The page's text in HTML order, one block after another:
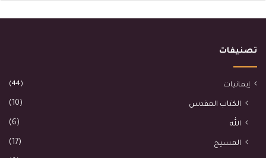
تصنيفات
إيمانيات (44)
الكتاب المقدس (10)
الله (6)
المسيح (17)